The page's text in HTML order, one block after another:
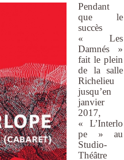
Pendant
que le
succès
« Les
Damnés »
fait le plein
de la salle
Richelieu
jusqu’en
janvier
2017,
« L’Interlo
pe » au
Studio-
Théâtre